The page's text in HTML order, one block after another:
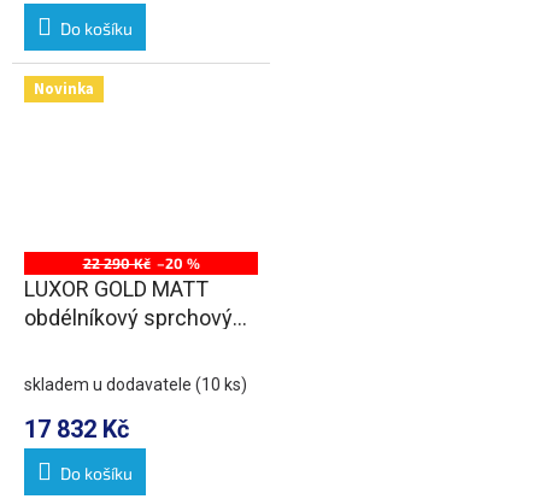
Do košíku
Novinka
22 290 Kč –20 %
LUXOR GOLD MATT
obdélníkový sprchový
varianta
skladem u dodavatele (10 ks)
17 832 Kč
Do košíku